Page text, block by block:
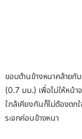
ขอบด้านข้างหนาคล้ายกั
(0.7 มม.) เพื่อไม่ให้หน้
ใกล้เคียงกันก็ไม่ต้องตก
ระจกค่อนข้างหนา